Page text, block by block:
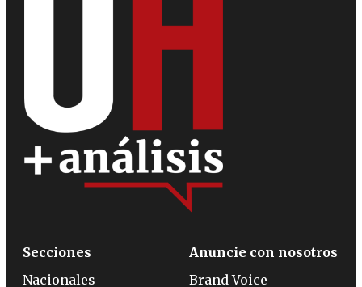
Secciones
Nacionales
Anuncie con nosotros
Brand Voice